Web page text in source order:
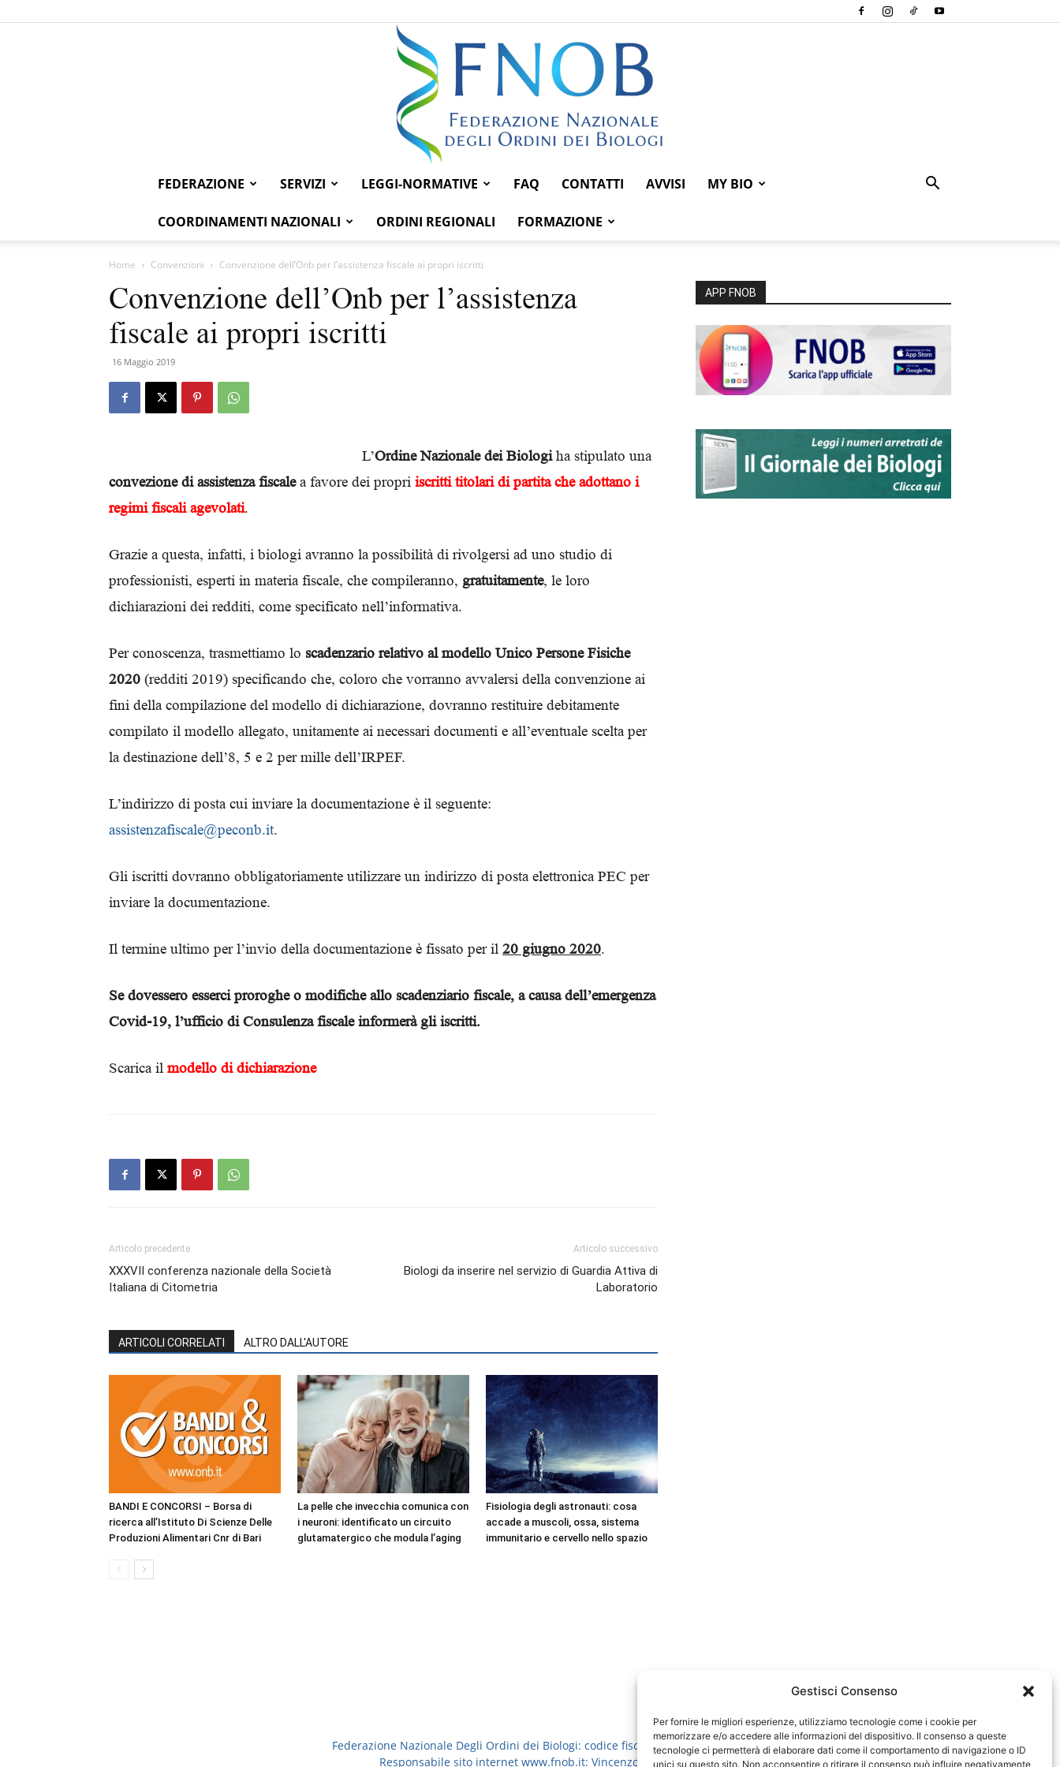
Gestisci Consenso
Per fornire le migliori esperienze, utilizziamo tecnologie come i cookie per
memorizzare e/o accedere alle informazioni del dispositivo. Il consenso a queste
tecnologie ci permetterà di elaborare dati come il comportamento di navigazione o ID
unici su questo sito. Non acconsentire o ritirare il consenso può influire negativamente
Federazione
Biologi
FEDERAZIONE SERVIZI LEGGI-NORMATIVE FAQ CONTATTI AVVISI MY BIO
COORDINAMENTI NAZIONALI ORDINI REGIONALI FORMAZIONE
Home Convenzioni Convenzione dell’Onb per l’assistenza fiscale ai propri iscritti
Convenzione dell’Onb per l’assistenza
fiscale ai propri iscritti
16 Maggio 2019
L’Ordine Nazionale dei Biologiha stipulato una
convezione di assistenza fiscalea favore dei propri iscritti titolari di partita che adottano i
regimi fiscali agevolati.
Grazie a questa, infatti, i biologi avranno la possibilità di rivolgersi ad uno studio di
professionisti, esperti in materia fiscale, che compileranno, gratuitamente, le loro
dichiarazioni dei redditi, come specificato nell’informativa.
Per conoscenza, trasmettiamo lo scadenzario relativo al modello Unico Persone Fisiche
2020 (redditi 2019) specificando che, coloro che vorranno avvalersi della convenzione ai
fini della compilazione del modello di dichiarazione, dovranno restituire debitamente
compilato il modello allegato, unitamente ai necessari documenti e all’eventuale scelta per
la destinazione dell’8, 5 e 2 per mille dell’IRPEF.
L’indirizzo di posta cui inviare la documentazione è il seguente:
assistenzafiscale@peconb.it.
Gli iscritti dovranno obbligatoriamente utilizzare un indirizzo di posta elettronica PEC per
inviare la documentazione.
Il termine ultimo per l’invio della documentazione è fissato per il 20 giugno 2020.
Se dovessero esserci proroghe o modifiche allo scadenziario fiscale, a causa dell’emergenza
Covid-19, l’ufficio di Consulenza fiscale informerà gli iscritti.
Scarica il modello di dichiarazione
Articolo precedente
XXXVII conferenza nazionale della Società
Italiana di Citometria
Articolo successivo
Biologi da inserire nel servizio di Guardia Attiva di
Laboratorio
ARTICOLI CORRELATI ALTRO DALL'AUTORE
BANDI E CONCORSI – Borsa di
ricerca all’Istituto Di Scienze Delle
Produzioni Alimentari Cnr di Bari
La pelle che invecchia comunica con
i neuroni: identificato un circuito
glutamatergico che modula l’aging
Fisiologia degli astronauti: cosa
accade a muscoli, ossa, sistema
immunitario e cervello nello spazio
APP FNOB
Federazione Nazionale Degli Ordini dei Biologi: codice fiscale 80069130583
Responsabile sito internet www.fnob.it: Vincenzo D'Anna